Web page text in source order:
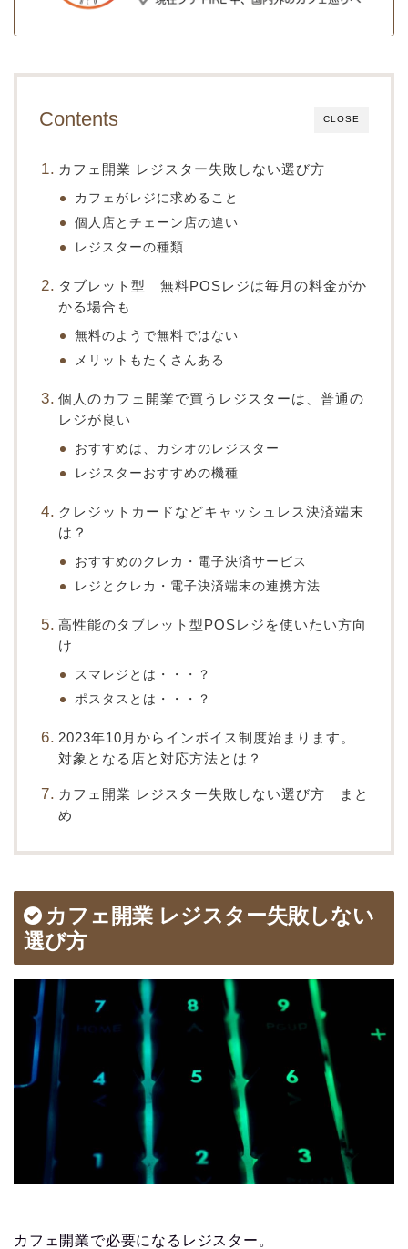
CLOSE
Contents
カフェ開業 レジスター失敗しない選び方
カフェがレジに求めること
個人店とチェーン店の違い
レジスターの種類
タブレット型 無料POSレジは毎月の料金がか
かる場合も
無料のようで無料ではない
メリットもたくさんある
個人のカフェ開業で買うレジスターは、普通の
レジが良い
おすすめは、カシオのレジスター
レジスターおすすめの機種
クレジットカードなどキャッシュレス決済端末
は？
おすすめのクレカ・電子決済サービス
レジとクレカ・電子決済端末の連携方法
高性能のタブレット型POSレジを使いたい方向
け
スマレジとは・・・？
ポスタスとは・・・？
2023年10月からインボイス制度始まります。
対象となる店と対応方法とは？
カフェ開業 レジスター失敗しない選び方 まと
め
カフェ開業 レジスター失敗しない
選び方
カフェ開業で必要になるレジスター。